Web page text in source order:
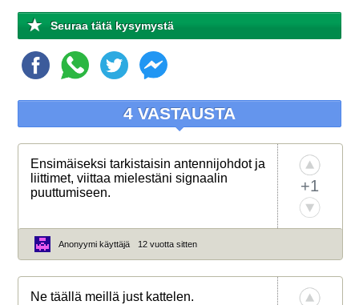
Seuraa tätä kysymystä
4 VASTAUSTA
Ensimäiseksi tarkistaisin antennijohdot ja
liittimet, viittaa mielestäni signaalin
puuttumiseen.
+1
Anonyymi käyttäjä 12 vuotta sitten
Ne täällä meillä just kattelen.